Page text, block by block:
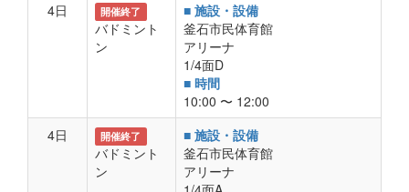
4日
開催終了
バドミント
ン
■ 施設・設備
釜石市民体育館
アリーナ
1/4面D
■ 時間
10:00 〜 12:00
4日
開催終了
バドミント
ン
■ 施設・設備
釜石市民体育館
アリーナ